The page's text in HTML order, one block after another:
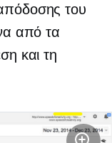
του
από τα
και τη